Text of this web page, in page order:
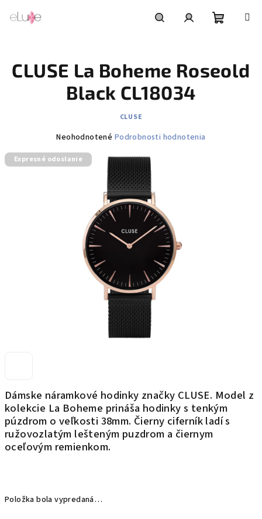
košík
Dámske náramkové hodinky značky CLUSE. Model z
kolekcie La Boheme prináša hodinky s tenkým
púzdrom o veľkosti 38mm. Čierny ciferníkladí s
ružovozlatým lešteným puzdrom a čiernym
oceľovým remienkom.
Položka bola vypredaná…
CLUSE La Boheme Roseold
Black CL18034
CLUSE
Priemerné
produktu
hviezdičiek.
Neohodnotené Podrobnosti hodnotenia
Expresné odoslanie